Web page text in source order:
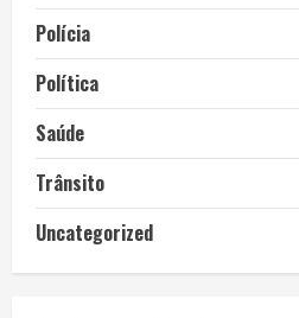
Polícia
Política
Saúde
Trânsito
Uncategorized